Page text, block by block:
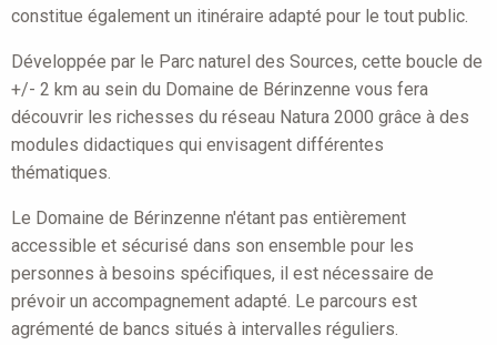
constitue également un itinéraire adapté pour le tout public.
Développée par le Parc naturel des Sources, cette boucle de
+/- 2 km au sein du Domaine de Bérinzenne vous fera
découvrir les richesses du réseau Natura 2000 grâce à des
modules didactiques qui envisagent différentes
thématiques.
Le Domaine de Bérinzenne n'étant pas entièrement
accessible et sécurisé dans son ensemble pour les
personnes à besoins spécifiques, il est nécessaire de
prévoir un accompagnement adapté. Le parcours est
agrémenté de bancs situés à intervalles réguliers.